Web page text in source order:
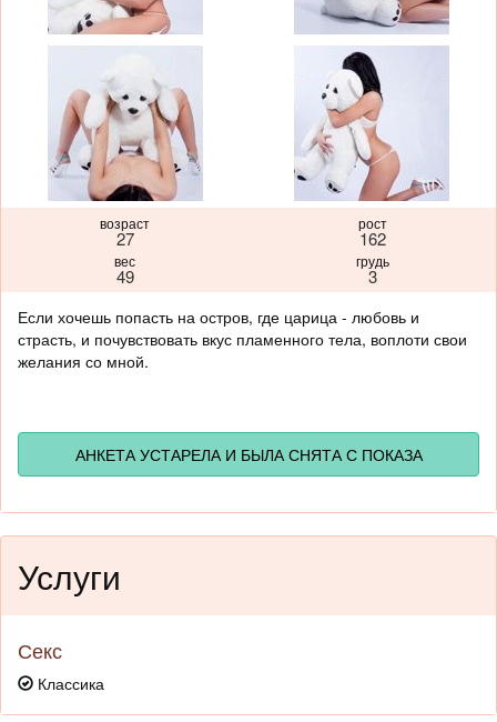
возраст
27
рост
162
вес
49
грудь
3
Если хочешь попасть на остров, где царица - любовь и
страсть, и почувствовать вкус пламенного тела, воплоти свои
желания со мной.
АНКЕТА УСТАРЕЛА И БЫЛА СНЯТА С ПОКАЗА
Услуги
Секс
Классика